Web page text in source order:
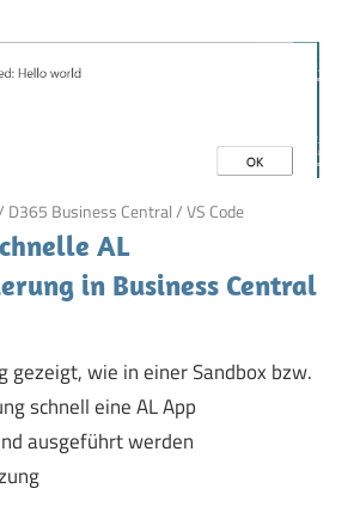
D365 Business Central/VS Code
AL
in Business Central
gezeigt, wie in einer Sandbox bzw.
schnell eine AL App
ausgeführt werden